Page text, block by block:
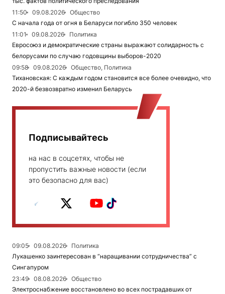
11:50
09.08.2026
Общество
С начала года от огня в Беларуси погибло 350 человек
11:01
09.08.2026
Политика
Евросоюз и демократические страны выражают солидарность с
белорусами по случаю годовщины выборов-2020
09:58
09.08.2026
Общество, Политика
Тихановская: С каждым годом становится все более очевидно, что
2020-й безвозвратно изменил Беларусь
Подписывайтесь
на нас в соцсетях, чтобы не
пропустить важные новости (если
это безопасно для вас)
09:05 09.08.2026
Политика
Лукашенко заинтересован в “наращивании сотрудничества” с
Сингапуром
23:49
08.08.2026
Общество
Электроснабжение восстановлено во всех пострадавших от